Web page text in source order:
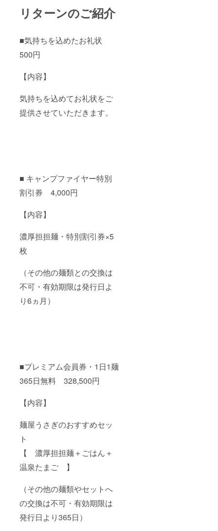
リターンのご紹介
■気持ちを込めたお礼状
500円
【内容】
気持ちを込めてお礼状をご
提供させていただきます。
■ キャンプファイヤー特別
割引券 4,000円
【内容】
濃厚担担麺・特別割引券×5
枚
（その他の麺類との交換は
不可・有効期限は発行日よ
り6ヵ月）
■プレミアム会員券・1日1麺
365日無料 328,500円
【内容】
麺屋うさぎのおすすめセッ
ト
【 濃厚担担麺＋ごはん＋
温泉たまご 】
（その他の麺類やセットへ
の交換は不可・有効期限は
発行日より365日）